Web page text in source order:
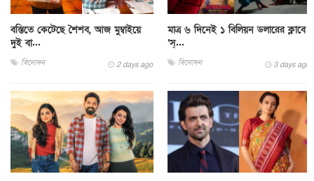
বস্তিতে কেটেছে শৈশব, আজ মুম্বাইয়ে
দুই বা...
বিনোদন 2 days ago
মাত্র ৬ দিনেই ১ বিলিয়ন ডলারের ক্লাবে
‘স্...
বিনোদন 3 days ago